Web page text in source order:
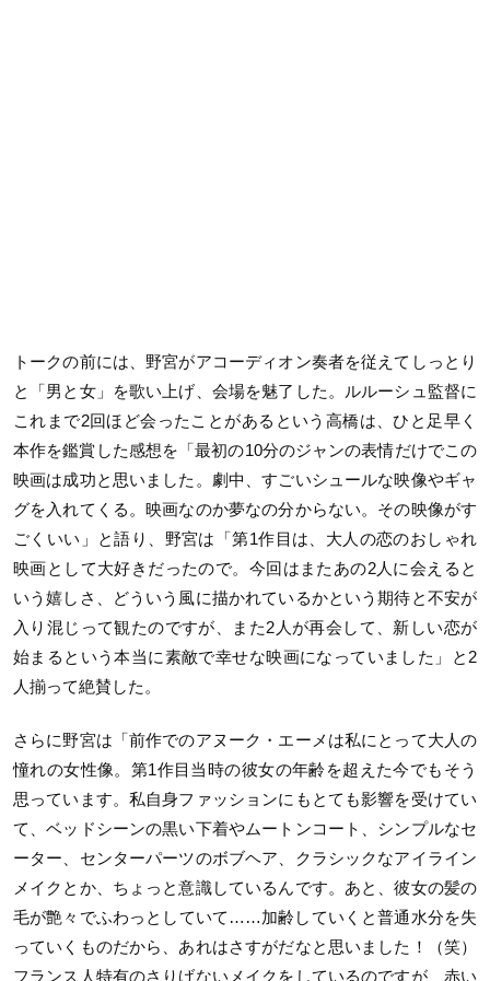
トークの前には、野宮がアコーディオン奏者を従えてしっとり
と「男と女」を歌い上げ、会場を魅了した。ルルーシュ監督に
これまで2回ほど会ったことがあるという高橋は、ひと足早く
本作を鑑賞した感想を「最初の10分のジャンの表情だけでこの
映画は成功と思いました。劇中、すごいシュールな映像やギャ
グを入れてくる。映画なのか夢なの分からない。その映像がす
ごくいい」と語り、野宮は「第1作目は、大人の恋のおしゃれ
映画として大好きだったので。今回はまたあの2人に会えると
いう嬉しさ、どういう風に描かれているかという期待と不安が
入り混じって観たのですが、また2人が再会して、新しい恋が
始まるという本当に素敵で幸せな映画になっていました」と2
人揃って絶賛した。
さらに野宮は「前作でのアヌーク・エーメは私にとって大人の
憧れの女性像。第1作目当時の彼女の年齢を超えた今でもそう
思っています。私自身ファッションにもとても影響を受けてい
て、ベッドシーンの黒い下着やムートンコート、シンプルなセ
ーター、センターパーツのボブヘア、クラシックなアイライン
メイクとか、ちょっと意識しているんです。あと、彼女の髪の
毛が艶々でふわっとしていて……加齢していくと普通水分を失
っていくものだから、あれはさすがだなと思いました！（笑）
フランス人特有のさりげないメイクをしているのですが、赤い